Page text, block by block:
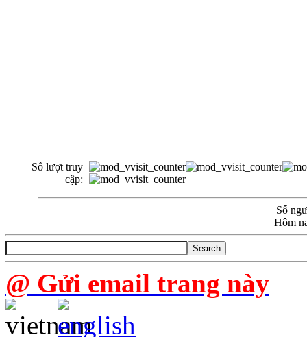
Số lượt truy
cập:
Số
Hôm
@ Gửi email trang này